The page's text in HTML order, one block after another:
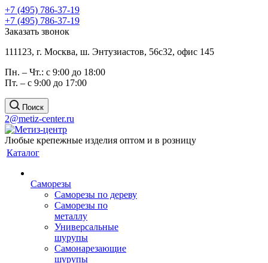
+7 (495) 786-37-19
+7 (495) 786-37-19
Заказать звонок
111123, г. Москва, ш. Энтузиастов, 56с32, офис 145
Пн. – Чт.: с 9:00 до 18:00
Пт. – с 9:00 до 17:00
Поиск
2@metiz-center.ru
Любые крепежные изделия оптом и в розницу
Каталог
Саморезы
Саморезы по дереву
Саморезы по
металлу
Универсальные
шурупы
Самонарезающие
шурупы